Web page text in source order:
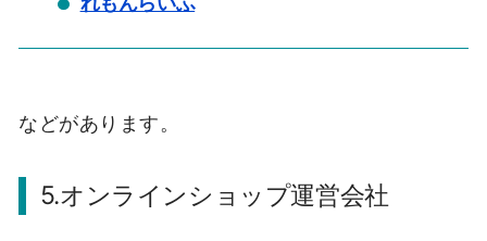
などがあります。
5.オンラインショップ運営会社